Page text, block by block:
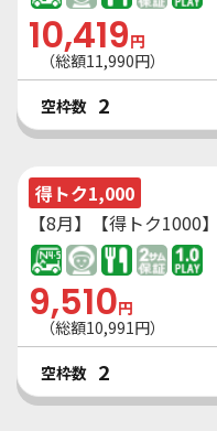
10,419円
（総額11,990円）
空枠数 2
得トク1,000
【8月】【得トク1000
9,510円
（総額10,991円）
空枠数 2